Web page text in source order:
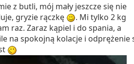
z butli, mój mały jeszcze się nie
gryzie rączkę
. Mi tylko 2 kg
raz. Zaraz kąpiel i do spania, a
na spokojną kolacje i odprężenie